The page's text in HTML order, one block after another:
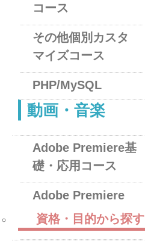
コース
その他個別カスタ
マイズコース
PHP/MySQL
動画・音楽
Adobe Premiere基
礎・応用コース
Adobe Premiere
資格・目的から探す